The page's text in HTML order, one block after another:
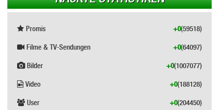
Promis (59518)
+0
Filme & TV-Sendungen (64097)
+0
Bilder (1007077)
+0
Video (188128)
+0
User (204450)
+0